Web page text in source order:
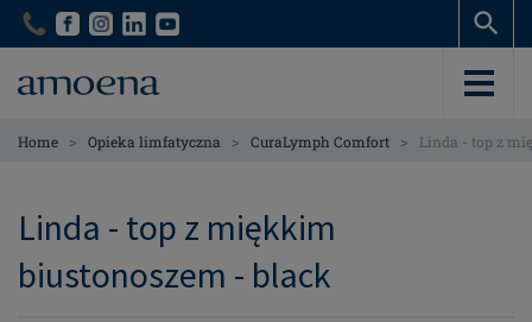
Skip
content
Skip
content
Home > Opieka limfatyczna > CuraLymph Comfort > Linda - top z
Linda - top z miękkim
biustonoszem - black